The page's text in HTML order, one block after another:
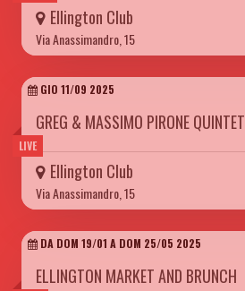
Ellington Club
Via Anassimandro, 15
LIVE
GIO 11/09 2025
GREG & MASSIMO PIRONE QUINTET
Ellington Club
Via Anassimandro, 15
DA DOM 19/01 A DOM 25/05 2025
ELLINGTON MARKET AND BRUNCH